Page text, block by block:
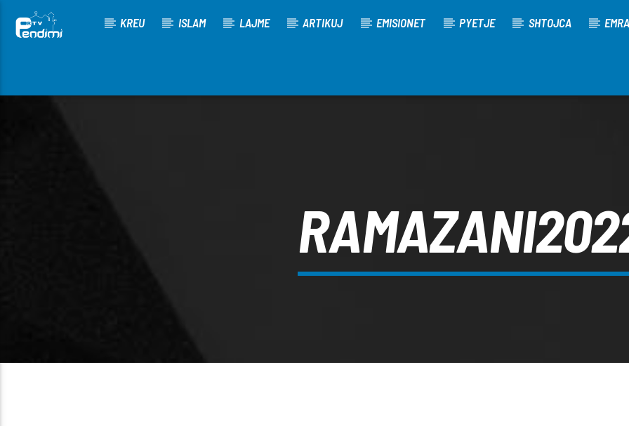
KREU ISLAM LAJME ARTIKUJ EMISIONET PYETJE SHTOJCA EMRA